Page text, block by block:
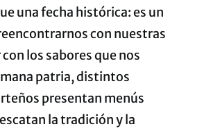
una fecha histórica: es un
con nuestras
los sabores que nos
patria, distintos
presentan menús
la tradición y la